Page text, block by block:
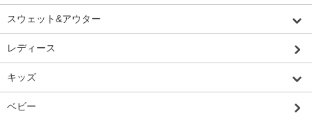
スウェット&アウター
レディース
キッズ
ベビー